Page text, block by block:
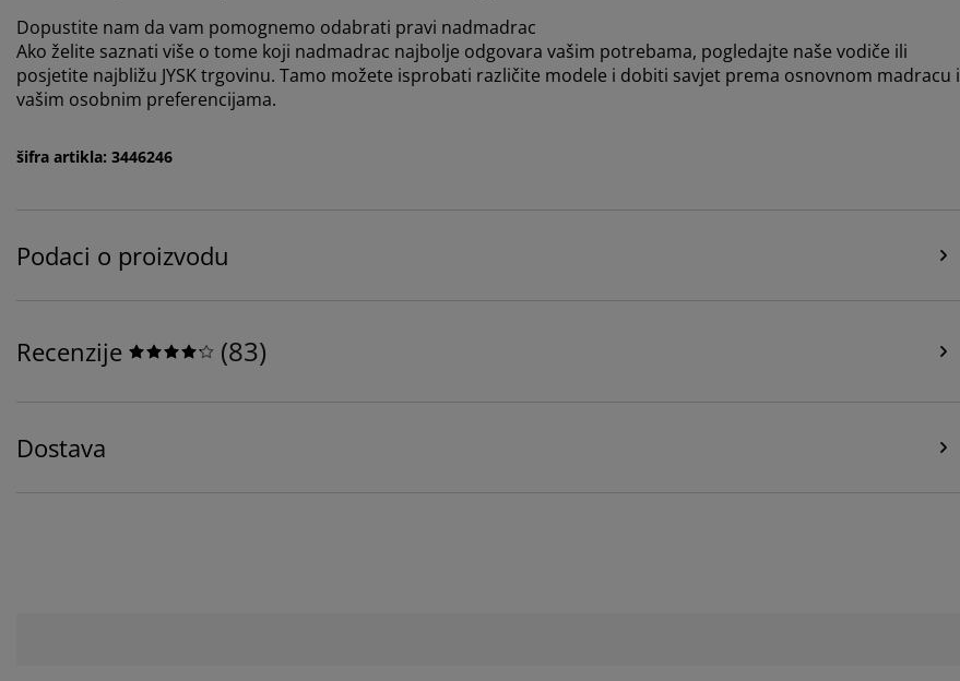
Dopustite nam da vam pomognemo odabrati pravi nadmadrac
Ako želite saznati više o tome koji nadmadrac najbolje odgovara vašim potrebama, pogledajte naše vodiče ili
posjetite najbližu JYSK trgovinu. Tamo možete isprobati različite modele i dobiti savjet prema osnovnom madracu i
vašim osobnim preferencijama.
šifra artikla: 3446246
Podaci o proizvodu
Recenzije (83)
Dostava